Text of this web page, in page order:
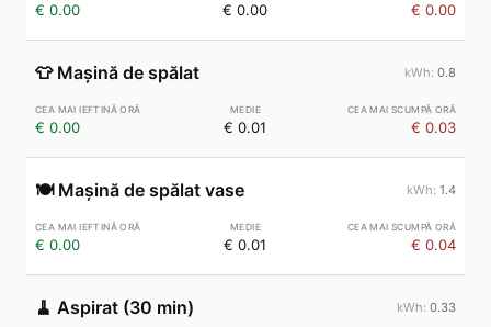
€ 0.00 € 0.00 € 0.00
👕 Mașină de spălat 0.8
€ 0.00 € 0.01 € 0.03
🍽️ Mașină de spălat vase 1.4
€ 0.00 € 0.01 € 0.04
🧹 Aspirat (30 min) 0.33